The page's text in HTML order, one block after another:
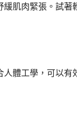
肌肉緊張。試
體工學，可以